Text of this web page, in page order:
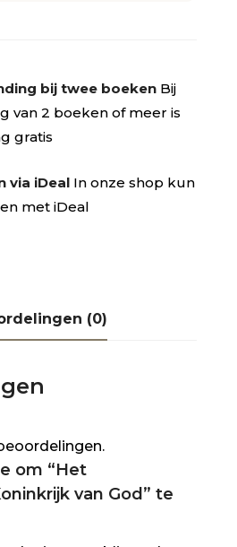
bij twee boeken Bij
van 2 boeken of meer is
gratis
via iDeal In onze shop kun
met iDeal
(0)
om “Het
van God” te